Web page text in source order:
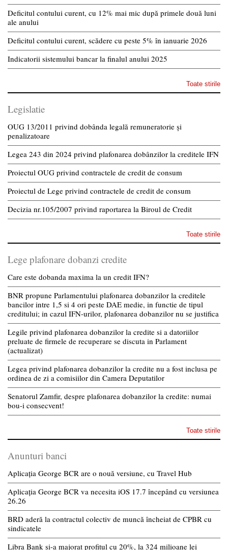
Deficitul contului curent, cu 12% mai mic după primele două luni
ale anului
Deficitul contului curent, scădere cu peste 5% în ianuarie 2026
Indicatorii sistemului bancar la finalul anului 2025
Toate stirile
Legislatie
OUG 13/2011 privind dobânda legală remuneratorie și
penalizatoare
Legea 243 din 2024 privind plafonarea dobânzilor la creditele IFN
Proiectul OUG privind contractele de credit de consum
Proiectul de Lege privind contractele de credit de consum
Decizia nr.105/2007 privind raportarea la Biroul de Credit
Toate stirile
Lege plafonare dobanzi credite
Care este dobanda maxima la un credit IFN?
BNR propune Parlamentului plafonarea dobanzilor la creditele
bancilor intre 1,5 si 4 ori peste DAE medie, in functie de tipul
creditului; in cazul IFN-urilor, plafonarea dobanzilor nu se justifica
Legile privind plafonarea dobanzilor la credite si a datoriilor
preluate de firmele de recuperare se discuta in Parlament
(actualizat)
Legea privind plafonarea dobanzilor la credite nu a fost inclusa pe
ordinea de zi a comisiilor din Camera Deputatilor
Senatorul Zamfir, despre plafonarea dobanzilor la credite: numai
bou-i consecvent!
Toate stirile
Anunturi banci
Aplicația George BCR are o nouă versiune, cu Travel Hub
Aplicația George BCR va necesita iOS 17.7 începând cu versiunea
26.26
BRD aderă la contractul colectiv de muncă încheiat de CPBR cu
sindicatele
Libra Bank și-a majorat profitul cu 20%, la 324 milioane lei